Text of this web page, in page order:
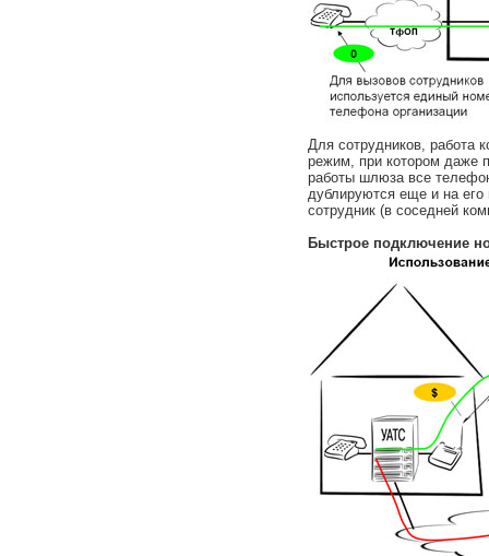
Для сотрудников, работа
режим, при котором даже
работы шлюза все
дублируются еще и на
сотрудник (в соседней
Быстрое подключение